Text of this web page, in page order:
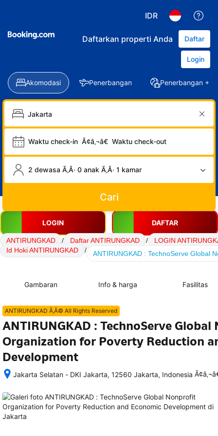
IDR
Daftarkan properti Anda Daftar
Login
Akomodasi Penerbangan Penerbangan +
Waktu check-in Ã¢â‚¬â€ Waktu check-out
2 dewasa Ã‚Â· 0 anak Ã‚Â· 1 kamar
Cari
LOGIN DAFTAR
ANTIRUNGKAD / Daftar ANTIRUNGKAD /
LOGIN
Id Hoki ANTIRUNGKAD
/ ANTIRUNGKAD : TechnoServe Global
Gambaran Info & harga Fasilitas
ANTIRUNGKAD Ã‚Â© All Rights Reserved
ANTIRUNGKAD : TechnoServe
Organization for Poverty Reduction
Development
Jakarta Selatan - DKI Jakarta, 12560 Jakarta, Indonesia
memesan,
semua
rincian